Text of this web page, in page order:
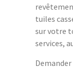
tuiles
sur votre
services,